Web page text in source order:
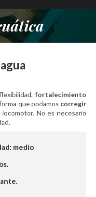
fortalecimiento
que podamos corregir
No es necesario
medio